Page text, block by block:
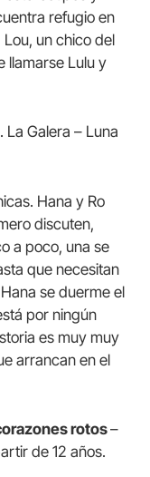
refugio en
un chico del
llamarse Lulu y
La Galera – Luna
Hana y Ro
discuten,
a poco, una se
que necesitan
se duerme el
por ningún
es muy muy
arrancan en el
rotos–
de 12 años.